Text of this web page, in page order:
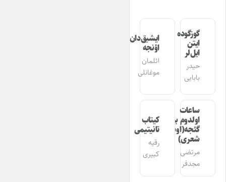
گوزگوده
ایتن
ایل‌لر
حیدر
بابایی
ایشیق‌دان
اؤنجه
ائلمان
موغانلی
ساعات
اولدوم بیر
گئجه(اوشاق
شعری)
مرتضی
مجدفر
کیتاب
تانیتیمی
رقیه
کبیری